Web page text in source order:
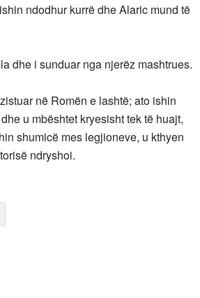
ndodhur kurrë dhe Alaric mund të
dhe i sunduar nga njerëz mashtrues.
në Romën e lashtë; ato ishin
u mbështet kryesisht tek të huajt,
shumicë mes legjioneve, u kthyen
ndryshoi.